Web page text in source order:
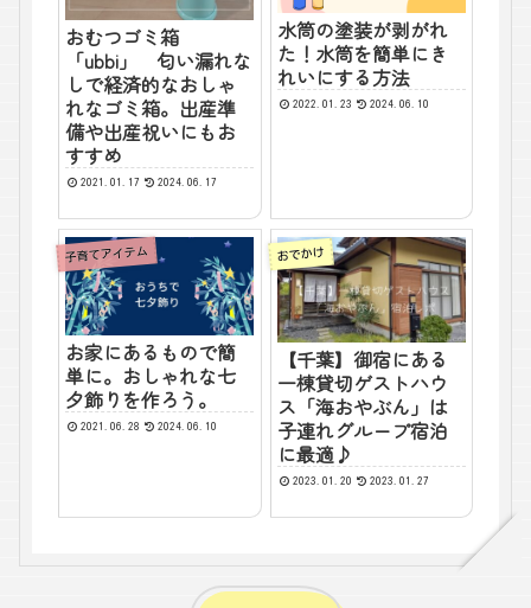
おむつゴミ箱
「ubbi」 匂い漏れな
しで経済的なおしゃ
れなゴミ箱。出産準
備や出産祝いにもお
すすめ
2021.01.17 2024.06.17
水筒の塗装が剥がれ
た！水筒を簡単にき
れいにする方法
2022.01.23 2024.06.10
子育てアイテム
お家にあるもので簡
単に。おしゃれな七
夕飾りを作ろう。
2021.06.28 2024.06.10
おでかけ
【千葉】御宿にある
一棟貸切ゲストハウ
ス「海おやぶん」は
子連れグループ宿泊
に最適♪
2023.01.20 2023.01.27